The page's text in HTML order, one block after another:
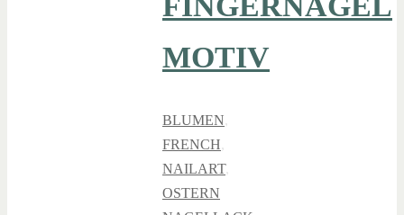
MOTIV
BLUMEN,
FRENCH,
NAILART,
OSTERN